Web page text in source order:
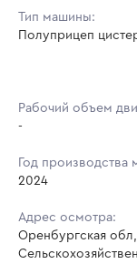
Кол-во ставок:
Тип машины:
Полуприцеп
Рабочий объем
-
Год производства
2024
Адрес осмотра:
Оренбургская